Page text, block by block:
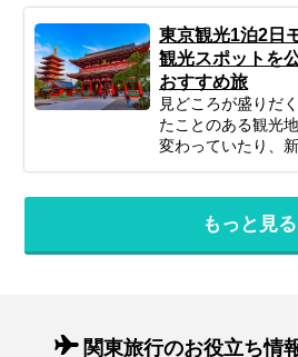
東京観光1泊2日
観光スポットを
おすすめ旅
見どころが盛りだ
たことのある観光
変わっていたり、
もっと見る
関東旅行のお役立ち情